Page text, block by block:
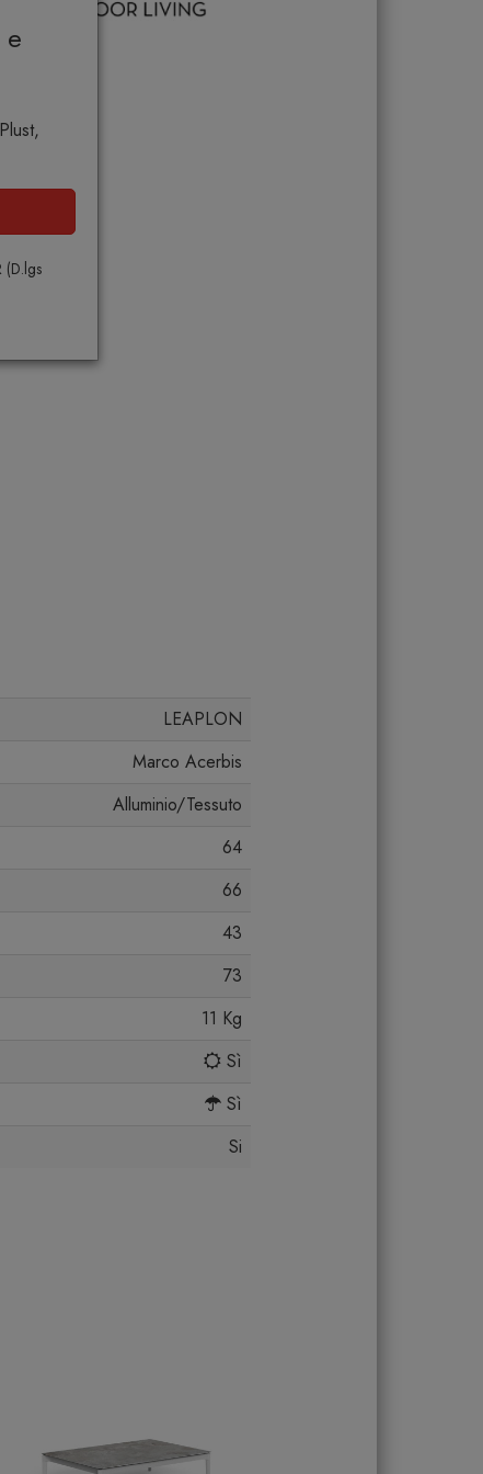
(D.lgs
LEAPLON
Marco Acerbis
Alluminio/Tessuto
64
66
43
73
11 Kg
Sì
Sì
Si